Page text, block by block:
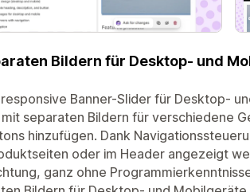
Bildern für Desktop- und
Banner-Slider für Desktop-
separaten Bildern für verschiedene
hinzufügen. Dank
oder im Header angezeigt
ganz ohne